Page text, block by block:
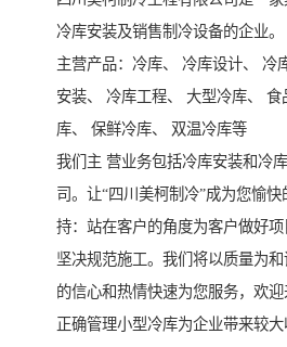
冷库安装及销售制冷设备的企业。
主营产品：冷库、 冷库设计、 冷
安装、 冷库工程、 大型冷库、
库、 保鲜冷库、 双温冷库等
我们主 营业务包括冷库安装和冷
司。让“四川美柯制冷”成为您愉
持：站在客户的角度为客户做好项
坚决规范施工。我们将以质量为
的信心和热情快速为您服务，欢
正确管理小型冷库为企业带来较